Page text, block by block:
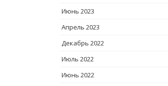
Июнь 2023
Апрель 2023
Декабрь 2022
Июль 2022
Июнь 2022